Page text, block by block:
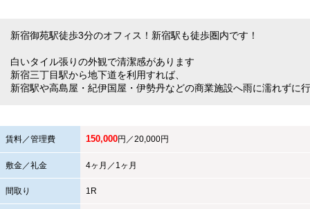
新宿御苑駅徒歩3分のオフィス！新宿駅も徒歩圏内です！
白いタイル張りの外観で清潔感があります
新宿三丁目駅から地下道を利用すれば、
新宿駅や高島屋・紀伊国屋・伊勢丹などの商業施設へ雨に濡れずに
賃料／管理費 150,000円／20,000円
敷金／礼金 4ヶ月／1ヶ月
間取り 1R